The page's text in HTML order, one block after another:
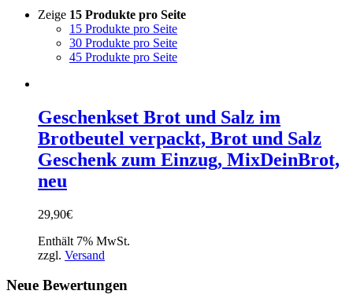
Zeige 15 Produkte pro Seite
15 Produkte pro Seite
30 Produkte pro Seite
45 Produkte pro Seite
Geschenkset Brot und Salz im
Brotbeutel verpackt, Brot und Salz
Geschenk zum Einzug, MixDeinBrot,
neu
29,90€
Enthält 7% MwSt.
zzgl. Versand
Neue Bewertungen